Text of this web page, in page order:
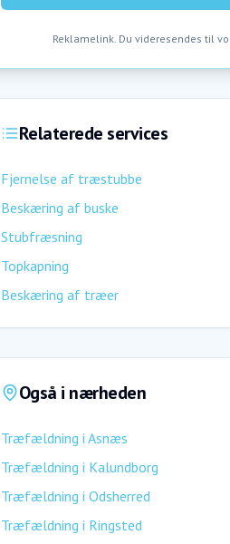
Reklamelink. Du videresendes til
Relaterede services
Fjernelse af træstubbe
Beskæring af buske
Stubfræsning
Topkapning
Beskæring af træer
Også i nærheden
Træfældning i Asnæs
Træfældning i Kalundborg
Træfældning i Odsherred
Træfældning i Ringsted